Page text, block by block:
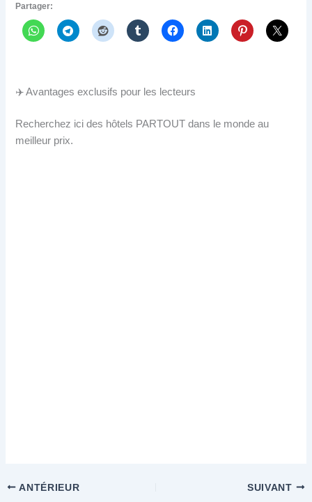
Partager:
✈️ Avantages exclusifs pour les lecteurs
Recherchez ici des hôtels PARTOUT dans le monde au
meilleur prix.
ANTÉRIEUR SUIVANT